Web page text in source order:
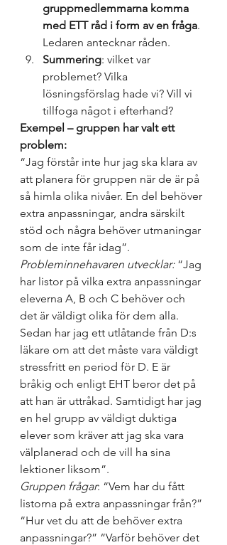
gruppmedlemmarna komma
med ETT råd i form av en fråga.
Ledaren antecknar råden.
Summering: vilket var
problemet? Vilka
lösningsförslag hade vi? Vill vi
tillfoga något i efterhand?
Exempel – gruppen har valt ett
problem:
“Jag förstår inte hur jag ska klara av
att planera för gruppen när de är på
så himla olika nivåer. En del behöver
extra anpassningar, andra särskilt
stöd och några behöver utmaningar
som de inte får idag”.
Probleminnehavaren utvecklar: “Jag
har listor på vilka extra anpassningar
eleverna A, B och C behöver och
det är väldigt olika för dem alla.
Sedan har jag ett utlåtande från D:s
läkare om att det måste vara väldigt
stressfritt en period för D. E är
bråkig och enligt EHT beror det på
att han är uttråkad. Samtidigt har jag
en hel grupp av väldigt duktiga
elever som kräver att jag ska vara
välplanerad och de vill ha sina
lektioner liksom”.
Gruppen frågar: “Vem har du fått
listorna på extra anpassningar från?”
“Hur vet du att de behöver extra
anpassningar?” “Varför behöver det